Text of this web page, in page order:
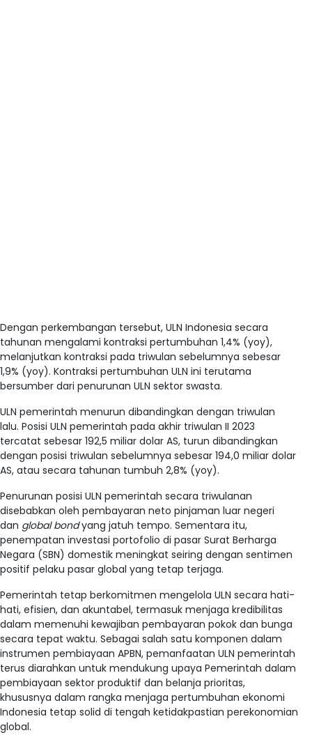
Dengan perkembangan tersebut, ULN Indonesia secara
tahunan mengalami kontraksi pertumbuhan 1,4% (yoy),
melanjutkan kontraksi pada triwulan sebelumnya sebesar
1,9% (yoy). Kontraksi pertumbuhan ULN ini terutama
bersumber dari penurunan ULN sektor swasta.
ULN pemerintah menurun dibandingkan dengan triwulan
lalu. Posisi ULN pemerintah pada akhir triwulan II 2023
tercatat sebesar 192,5 miliar dolar AS, turun dibandingkan
dengan posisi triwulan sebelumnya sebesar 194,0 miliar dolar
AS, atau secara tahunan tumbuh 2,8% (yoy).
Penurunan posisi ULN pemerintah secara triwulanan
disebabkan oleh pembayaran neto pinjaman luar negeri
dan global bondyang jatuh tempo. Sementara itu,
penempatan investasi portofolio di pasar Surat Berharga
Negara (SBN) domestik meningkat seiring dengan sentimen
positif pelaku pasar global yang tetap terjaga.
Pemerintah tetap berkomitmen mengelola ULN secara hati-
hati, efisien, dan akuntabel, termasuk menjaga kredibilitas
dalam memenuhi kewajiban pembayaran pokok dan bunga
secara tepat waktu. Sebagai salah satu komponen dalam
instrumen pembiayaan APBN, pemanfaatan ULN pemerintah
terus diarahkan untuk mendukung upaya Pemerintah dalam
pembiayaan sektor produktif dan belanja prioritas,
khususnya dalam rangka menjaga pertumbuhan ekonomi
Indonesia tetap solid di tengah ketidakpastian perekonomian
global.